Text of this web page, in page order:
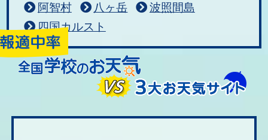
阿智村
八ヶ岳
波照間島
四国カルスト